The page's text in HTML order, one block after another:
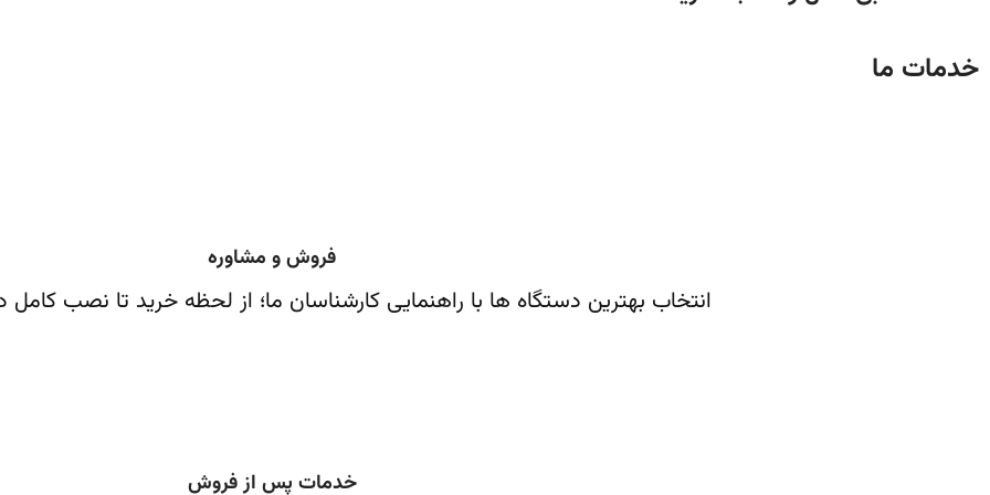
دارویی
خدمات ما
فروش و مشاوره
انتخاب بهترین دستگاه ها با راهنمایی کارشناسان ما؛ از لحظه خرید تا نصب
خدمات پس از فروش